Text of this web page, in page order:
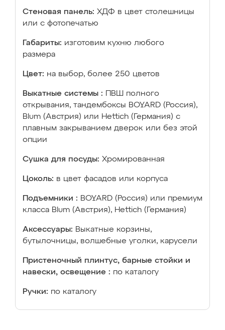
Стеновая панель: ХДФ в цвет столешницы
или с фотопечатью
Габариты: изготовим кухню любого
размера
Цвет: на выбор, более 250 цветов
Выкатные системы :
ПВШ полного
открывания, тандембоксы BOYARD (Россия),
Blum (Австрия) или Hettich (Германия) с
плавным закрыванием дверок или без этой
опции
Сушка для посуды: Хромированная
Цоколь: в цвет фасадов или корпуса
Подъемники : BOYARD (Россия) или премиум
класса Blum (Австрия), Hettich (Германия)
Аксессуары: Выкатные корзины,
бутылочницы, волшебные уголки, карусели
Пристеночный плинтус, барные стойки и
навески, освещение : по каталогу
Ручки: по каталогу